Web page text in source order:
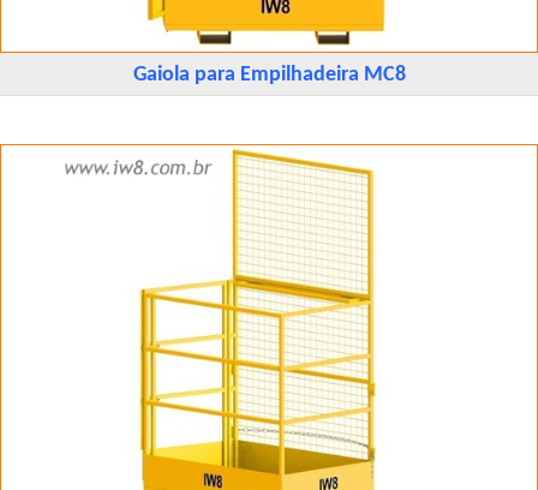
Gaiola para Empilhadeira MC8